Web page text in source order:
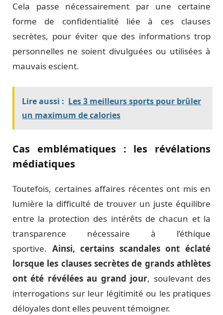
Cela passe nécessairement par une certaine
forme de confidentialité liée à ces clauses
secrètes, pour éviter que des informations trop
personnelles ne soient divulguées ou utilisées à
mauvais escient.
Lire aussi : Les 3 meilleurs sports pour brûler
un maximum de calories
Cas emblématiques : les révélations
médiatiques
Toutefois, certaines affaires récentes ont mis en
lumière la difficulté de trouver un juste équilibre
entre la protection des intérêts de chacun et la
transparence nécessaire à l’éthique
sportive. Ainsi, certains scandales ont éclaté
lorsque les clauses secrètes de grands athlètes
ont été révélées au grand jour, soulevant des
interrogations sur leur légitimité ou les pratiques
déloyales dont elles peuvent témoigner.